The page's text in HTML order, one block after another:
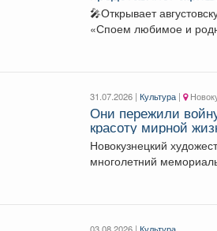
🎤Открывает
«Споем любимое и
31.07.2026 | Культура |
Они пережили
красоту мирной
Новокузнецкий художественный
многолетний
03.08.2026 | Культура